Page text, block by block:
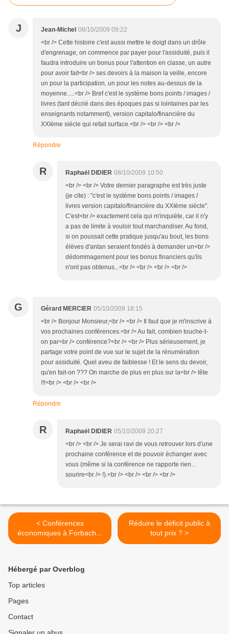
J Jean-Michel 08/10/2009 09:22
<br /> Cette histoire c'est aussi mettre le doigt dans un drôle
d'engrenage, on commence par payer pour l'assiduité, puis il
faudra introduire un bonus pour l'attention en classe, un autre
pour avoir fait<br /> ses devoirs à la maison la veille, encore
un pour la participation, un pour les notes au-dessus de la
moyenne.....<br /> Bref c'est le système bons points / images /
livres (tant décrié dans des époques pas si lointaines par les
enseignants notamment), version capitalo/financière du
XXIème siécle qui refait surface.<br /> <br /> <br />
Répondre
R Raphaël DIDIER 08/10/2009 10:50
<br /> <br /> Votre dernier paragraphe est très juste
(je cite) : "c'est le système bons points / images /
livres version capitalo/financière du XXIème siécle".
C'est<br /> exactement cela qui m'inquiète, car il n'y
a pas de limite à vouloir tout marchandiser. Au fond,
si on poussait cette pratique jusqu'au bout, les bons
élèves d'antan seraient fondés à demander un<br />
dédommagement pour les bonus financiers qu'ils
n'ont pas obtenus...<br /> <br /> <br /> <br />
G Gérard MERCIER 05/10/2009 18:15
<br /> Bonjour Monsieur,<br /> <br /> Il faut que je m'inscrive à
vos prochaines conférences.<br /> Au fait, combien touche-t-
on par<br /> conférence?<br /> <br /> Plus sérieusement, je
partage votre point de vue sur le sujet de la rénumération
pour assiduité. Quel aveu de faiblesse ! Et le sens du devoir,
qu'en fait-on ??? On marche de plus en plus sur la<br /> tête
!!!<br /> <br /> <br />
Répondre
R Raphaël DIDIER 05/10/2009 20:27
<br /> <br /> Je serai ravi de vous retrouver lors d'une
prochaine conférence et de pouvoir échanger avec
vous (même si la conférence ne rapporte rien...
sourire<br /> !).<br /> <br /> <br /> <br />
< Conférences
économiques à Forbach...
Réduire le déficit public à
tout prix ? >
Hébergé par Overblog
Top articles
Pages
Contact